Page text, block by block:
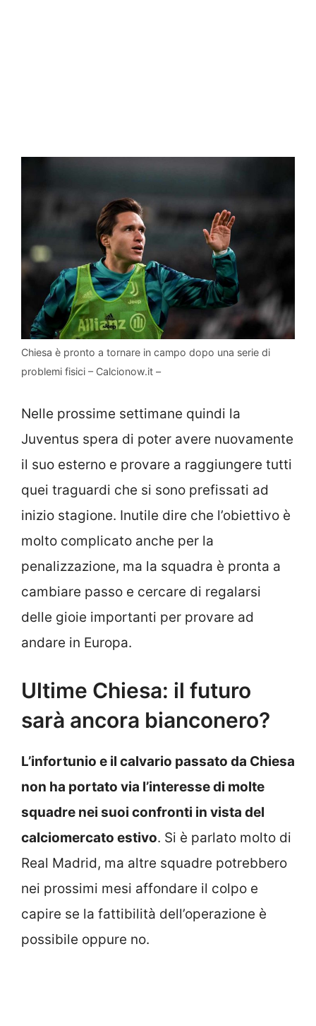
Chiesa è pronto a tornare in campo dopo una serie di
problemi fisici – Calcionow.it –
Nelle prossime settimane quindi la
Juventus spera di poter avere nuovamente
il suo esterno e provare a raggiungere tutti
quei traguardi che si sono prefissati ad
inizio stagione. Inutile dire che l’obiettivo è
molto complicato anche per la
penalizzazione, ma la squadra è pronta a
cambiare passo e cercare di regalarsi
delle gioie importanti per provare ad
andare in Europa.
Ultime Chiesa: il futuro
sarà ancora bianconero?
L’infortunio e il calvario passato da Chiesa
non ha portato via l’interesse di molte
squadre nei suoi confronti in vista del
calciomercato estivo. Si è parlato molto di
Real Madrid, ma altre squadre potrebbero
nei prossimi mesi affondare il colpo e
capire se la fattibilità dell’operazione è
possibile oppure no.